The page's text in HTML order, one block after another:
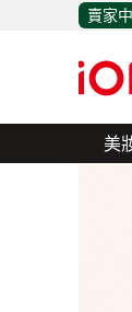
賣家
美